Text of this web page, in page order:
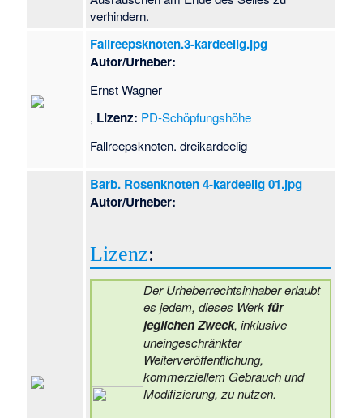
verhindern.
Fallreepsknoten.3-kardeelig.jpg
Autor/Urheber:
Ernst Wagner
, Lizenz: PD-Schöpfungshöhe
Fallreepsknoten. dreikardeelig
Barb. Rosenknoten 4-kardeelig 01.jpg
Autor/Urheber:
Lizenz:
Der Urheberrechtsinhaber erlaubt
es jedem, dieses Werkfür
jeglichen Zweck, inklusive
uneingeschränkter
Weiterveröffentlichung,
kommerziellem Gebrauch und
Modifizierung, zu nutzen.